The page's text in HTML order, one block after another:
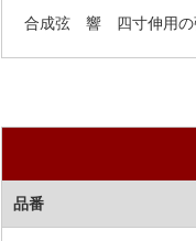
合成弦 響 四寸伸用の
品番